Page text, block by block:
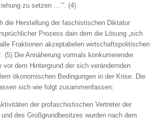
zu setzen …´“. (4)
die Herstellung der faschistischen Diktatur
Prozess dain dem die Lösung „sich
Fraktionen akzeptabelen wirtschaftspolitischen
(5) Die Annäherung vormals konkurrierender
vor dem Hintergrund der sich verändernden
ökonomischen Bedingungen in der Krise. Die
sich wie folgt zusammenfassen:
der profaschistischen Vertreter der
des Großgrundbesitzes wurden nach dem